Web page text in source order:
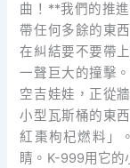
曲！**我們的推
帶任何多餘的東
在糾結要不要帶
一聲巨大的撞擊
空吉娃娃，正從
小型瓦斯桶的東
紅棗枸杞燃料」
睛。K-999用它的